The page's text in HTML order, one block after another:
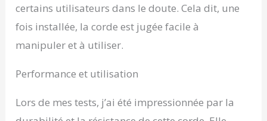
l'intérieur comme à
l'extérieur. Son utilisation
et les adultes, les camps
préparer les tests de
certains utilisateurs dans le doute. Cela dit, une
fois installée, la corde est jugée facile à
manipuler et à utiliser.
Performance et utilisation
Lors de mes tests, j’ai été impressionnée par la